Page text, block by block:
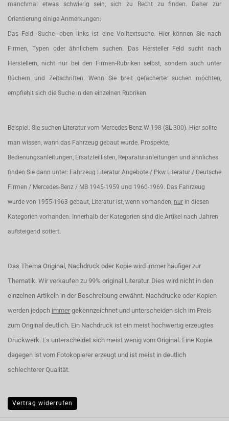
manchmal etwas schwierig sein, sich zu Recht zu finden. Daher zur
Orientierung einige Anmerkungen:
Das Feld -Suche- oben links ist eine Volltextsuche. Hier können Sie nach
Firmen, Typen oder ähnlichem suchen. Das Hersteller Feld sucht nach
Herstellern, nicht nur bei den Firmen-Rubriken selbst, sondern auch unter
Büchern und Zeitschriften. Wenn Sie breit gefächerter suchen möchten,
empfiehlt sich die Suche in den einzelnen Rubriken.
Beispiel: Sie suchen Literatur vom Mercedes-Benz W 198 (SL 300). Hier sollte
man wissen, wann das Fahrzeug gebaut wurde. Prospekte,
Bedienungsanleitungen, Ersatzteillisten, Reparaturanleitungen und ähnliches
finden Sie dann unter: Fahrzeug Literatur Angebote / Pkw Literatur / Deutsche
Firmen / Mercedes-Benz / MB 1945-1959 und 1960-1969. Das Fahrzeug
wurde von 1955-1963 gebaut, Literatur ist, wenn vorhanden, nur in diesen
Kategorien vorhanden. Innerhalb der Kategorien sind die Artikel nach Jahren
aufsteigend sotiert.
Das Thema Original, Nachdruck oder Kopie wird immer häufiger zur
Thematik. Wir verkaufen zu 99% original Literatur. Dies wird nicht in den
einzelnen Artikeln in der Beschreibung erwähnt. Nachdrucke oder Kopien
werden jedoch immer gekennzeichnet und unterscheiden sich im Preis
zum Original deutlich. Ein Nachdruck ist ein meist hochwertig erzeugtes
Druckwerk. Es unterscheidet sich meist wenig vom Original. Eine Kopie
dagegen ist vom Fotokopierer erzeugt und ist meist in deutlich
schlechterer Qualität.
Vertrag widerrufen